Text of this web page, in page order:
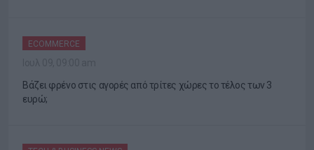
ECOMMERCE
Βάζει φρένο στις αγορές από τρίτες χώρες το τέλος των 3
ευρώ;